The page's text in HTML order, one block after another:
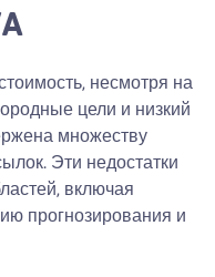
несмотря на
цели и низкий
множеству
Эти недостатки
включая
прогнозирования и